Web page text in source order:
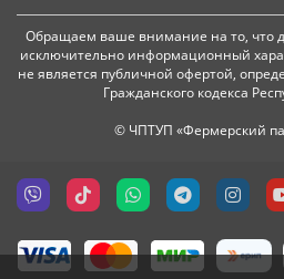
Обращаем ваше внимание на то, что
исключительно информационный
не является публичной офертой,
Гражданского кодекса
© ЧПТУП «Фермерский